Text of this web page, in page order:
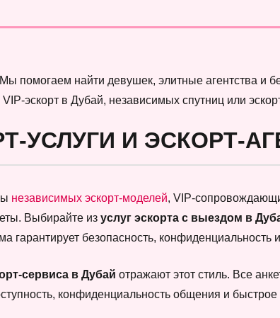
помогаем найти девушек, элитные агентства и
эскорт в Дубай, независимых спутниц или
УСЛУГИ И ЭСКОРТ-
независимых эскорт-моделей, VIP-
Выбирайте из услуг эскорта с выездом в
гарантирует безопасность,
сервиса в Дубай отражают этот стиль. Все
конфиденциальность общения и